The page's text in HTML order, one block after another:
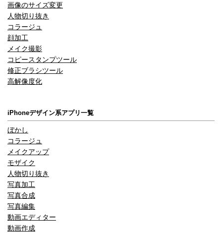
画像のサイズ変更
人物切り抜き
コラージュ
顔加工
メイク撮影
コピースタンプツール
修正ブラシツール
高解像度化
iPhoneデザイン系アプリ一覧
ぼかし
コラージュ
メイクアップ
モザイク
人物切り抜き
写真加工
写真合成
写真編集
動画エディター
動画作成